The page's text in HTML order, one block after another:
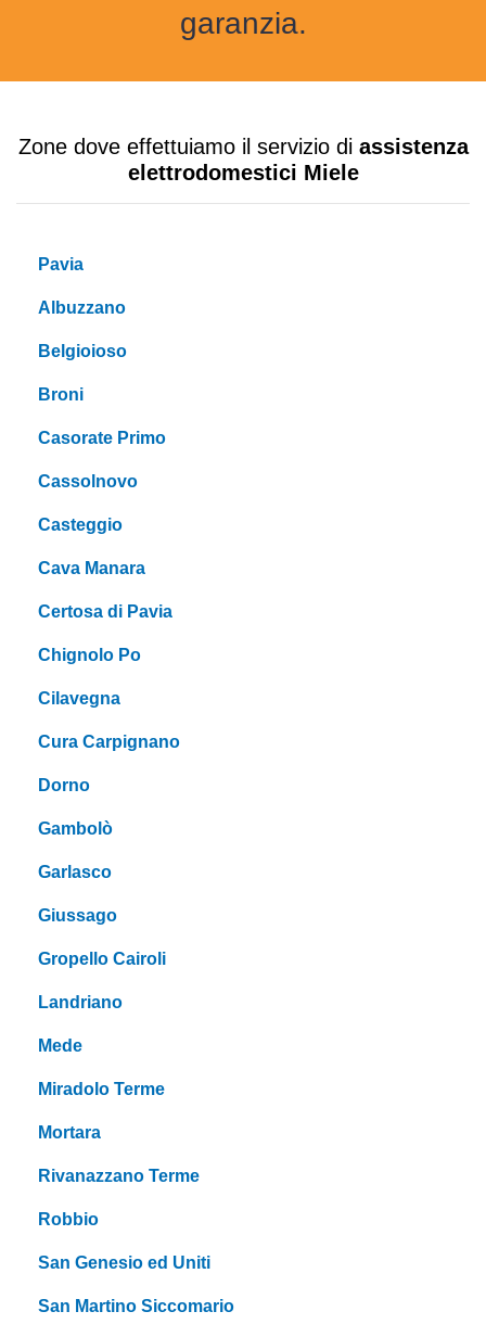
garanzia.
Zone dove effettuiamo il servizio di assistenza
elettrodomestici Miele
Pavia
Albuzzano
Belgioioso
Broni
Casorate Primo
Cassolnovo
Casteggio
Cava Manara
Certosa di Pavia
Chignolo Po
Cilavegna
Cura Carpignano
Dorno
Gambolò
Garlasco
Giussago
Gropello Cairoli
Landriano
Mede
Miradolo Terme
Mortara
Rivanazzano Terme
Robbio
San Genesio ed Uniti
San Martino Siccomario